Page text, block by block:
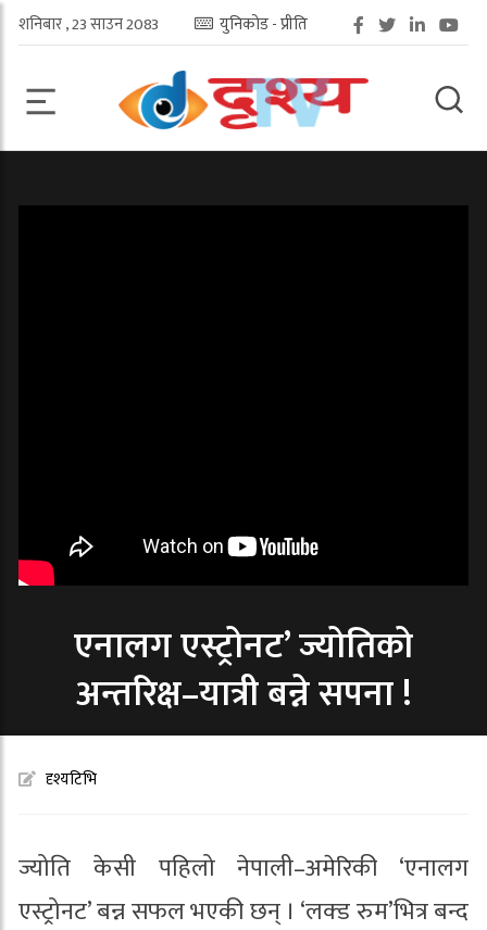
शनिबार , 23 साउन 2083 युनिकोड - प्रीति
एनालग एस्ट्रोनट’ ज्योतिको
अन्तरिक्ष–यात्री बन्ने सपना !
दृश्यटिभि
ज्योति केसी पहिलो नेपाली–अमेरिकी ‘एनालग
एस्ट्रोनट’ बन्न सफल भएकी छन् । ‘लक्ड रुम’भित्र बन्द